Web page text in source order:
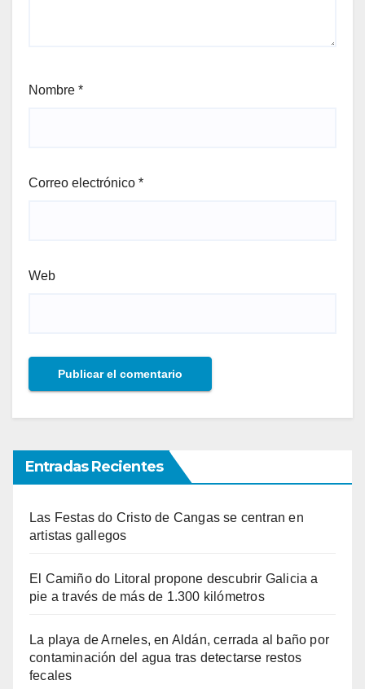
Nombre *
Correo electrónico *
Web
Entradas Recientes
Las Festas do Cristo de Cangas se centran en
artistas gallegos
El Camiño do Litoral propone descubrir Galicia a
pie a través de más de 1.300 kilómetros
La playa de Arneles, en Aldán, cerrada al baño por
contaminación del agua tras detectarse restos
fecales